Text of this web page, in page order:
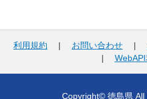
利用規約 | お問い合わせ |
|
Copyright© 徳島県 All